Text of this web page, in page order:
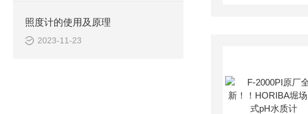
照度计的使用及原理
2023-11-23